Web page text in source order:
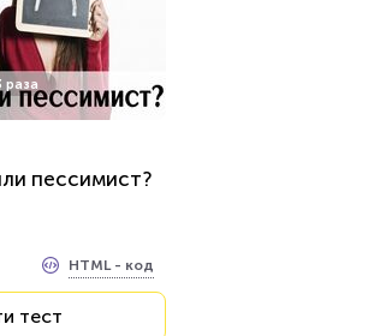
раз
вампир из
тест
раза
пессимист?
HTML - код
тест